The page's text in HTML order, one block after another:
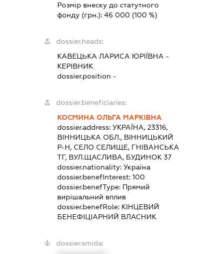
Розмір внеску до статутного
фонду (грн.): 46 000 (100 %)
dossier.heads:
КАВЕЦЬКА ЛАРИСА ЮРІЇВНА -
КЕРІВНИК
dossier.position -
dossier.beneficiaries:
КОСМИНА ОЛЬГА МАРКІВНА
dossier.address: УКРАЇНА, 23316,
ВІННИЦЬКА ОБЛ., ВІННИЦЬКИЙ
Р-Н, СЕЛО СЕЛИЩЕ, ГНІВАНСЬКА
ТГ, ВУЛ.ЩАСЛИВА, БУДИНОК 37
dossier.nationality: Україна
dossier.benefInterest: 100
dossier.benefType: Прямий
вирішальний вплив
dossier.benefRole: КІНЦЕВИЙ
БЕНЕФІЦІАРНИЙ ВЛАСНИК
dossier.smida: